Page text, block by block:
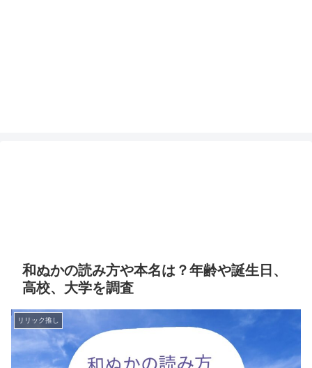
和ぬかの読み方や本名は？年齢や誕生日、
高校、大学を調査
リリック推し